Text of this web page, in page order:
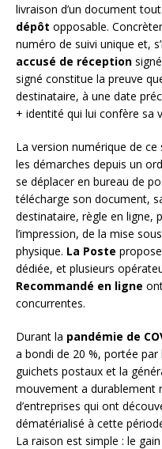
livraison d’un document
dépôt opposable.
numéro de suivi unique et,
accusé de réception
signé constitue la preuve
destinataire, à une date
+ identité qui lui confère sa
La version numérique de
les démarches depuis un
se déplacer en bureau de
télécharge son document,
destinataire, règle en ligne,
l’impression, de la mise
physique. La Poste
dédiée, et plusieurs
Recommandé en ligne
concurrentes.
Durant la pandémie de
a bondi de 20 %, portée
guichets postaux et la
mouvement a durablement
d’entreprises qui ont
dématérialisé à cette
La raison est simple : le